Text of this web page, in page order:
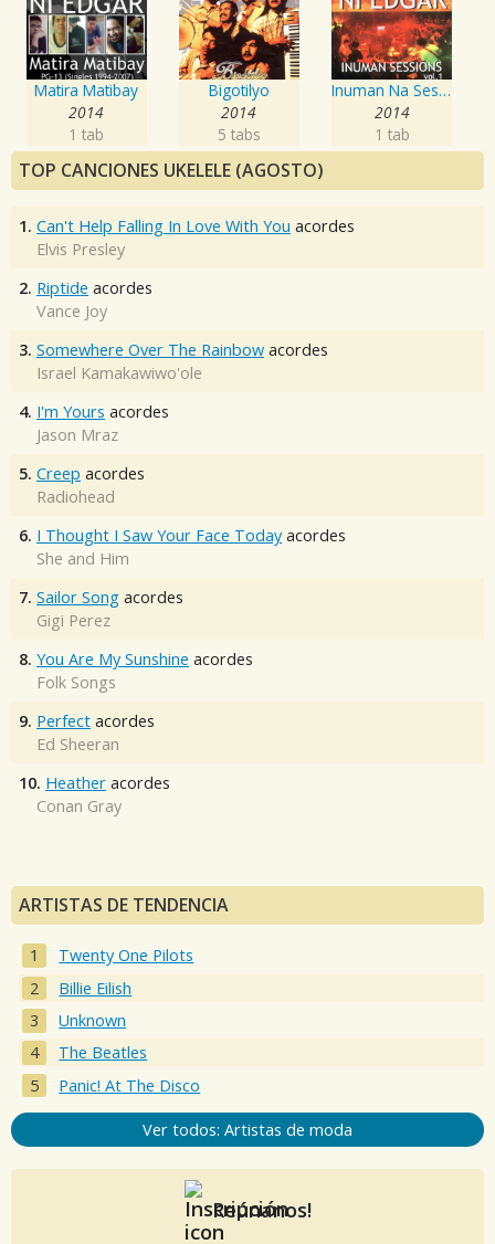
Matira Matibay
2014
1 tab
Bigotilyo
2014
5 tabs
Inuman Na Sessions, Vol. 1
2014
1 tab
TOP CANCIONES UKELELE (AGOSTO)
1. Can't Help Falling In Love With You acordes
Elvis Presley
2. Riptide acordes
Vance Joy
3. Somewhere Over The Rainbow acordes
Israel Kamakawiwo'ole
4. I'm Yours acordes
Jason Mraz
5. Creep acordes
Radiohead
6. I Thought I Saw Your Face Today acordes
She and Him
7. Sailor Song acordes
Gigi Perez
8. You Are My Sunshine acordes
Folk Songs
9. Perfect acordes
Ed Sheeran
10. Heather acordes
Conan Gray
ARTISTAS DE TENDENCIA
Twenty One Pilots
Billie Eilish
Unknown
The Beatles
Panic! At The Disco
Ver todos: Artistas de moda
Reúnanos!